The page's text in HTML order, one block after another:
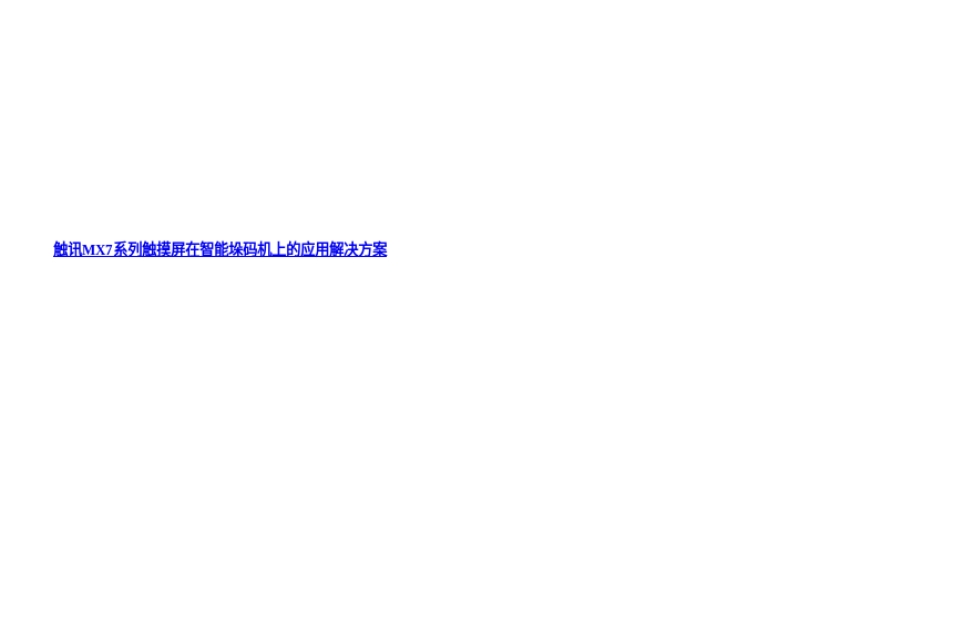
触讯MX7系列触摸屏在智能垛码机上的应用解决方案